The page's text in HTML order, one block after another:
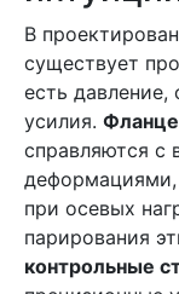
В
существует
есть
усилия.
справляются с
деформациями,
при осевых
парирования
контрольные